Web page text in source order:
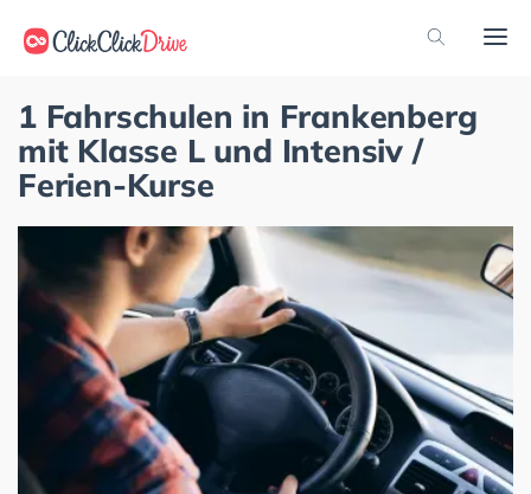
1 Fahrschulen in Frankenberg
mit Klasse L und Intensiv /
Ferien-Kurse